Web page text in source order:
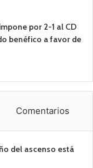
por 2-1 al CD
benéfico a favor de
Comentarios
del ascenso está